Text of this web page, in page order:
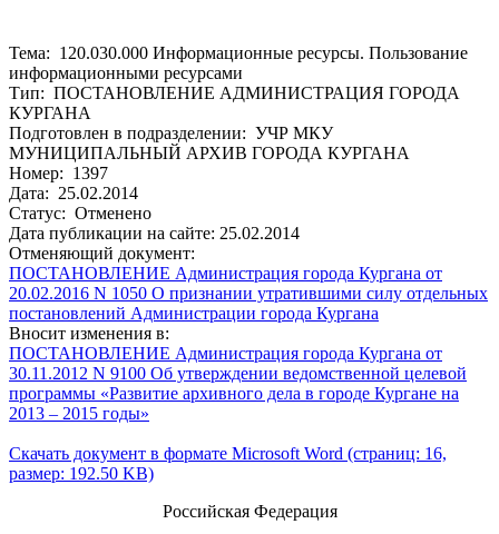
Тема: 120.030.000 Информационные ресурсы. Пользование
информационными ресурсами
Тип: ПОСТАНОВЛЕНИЕ АДМИНИСТРАЦИЯ ГОРОДА
КУРГАНА
Подготовлен в подразделении: УЧР МКУ
МУНИЦИПАЛЬНЫЙ АРХИВ ГОРОДА КУРГАНА
Номер: 1397
Дата: 25.02.2014
Статус: Отменено
Дата публикации на сайте: 25.02.2014
Отменяющий документ:
ПОСТАНОВЛЕНИЕ Администрация города Кургана от
20.02.2016 N 1050 О признании утратившими силу отдельных
постановлений Администрации города Кургана
Вносит изменения в:
ПОСТАНОВЛЕНИЕ Администрация города Кургана от
30.11.2012 N 9100 Об утверждении ведомственной целевой
программы «Развитие архивного дела в городе Кургане на
2013 – 2015 годы»
Скачать документ в формате Microsoft Word (страниц: 16,
размер: 192.50 KB)
Российская Федерация